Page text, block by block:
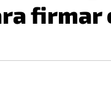
firmar